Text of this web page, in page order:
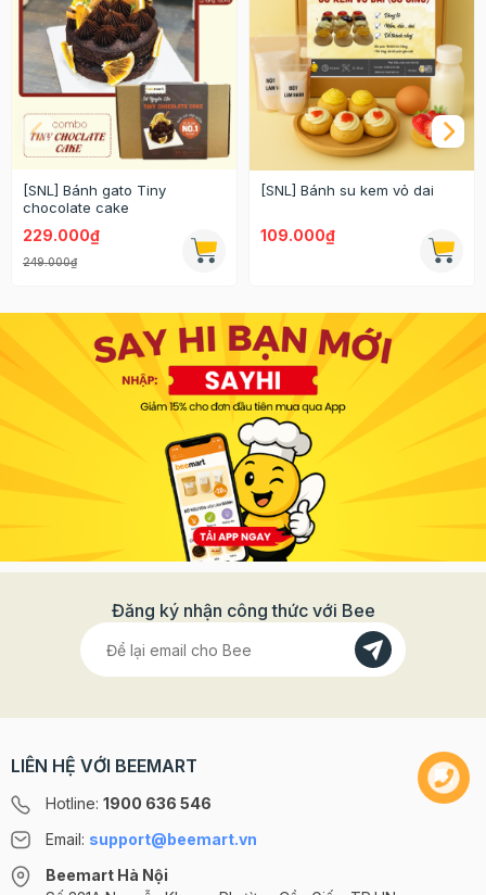
[SNL] Bánh gato Tiny
chocolate cake
229.000₫
249.000₫
[SNL] Bánh su kem vỏ dai
109.000₫
Đăng ký nhận công thức với Bee
LIÊN HỆ VỚI BEEMART
Hotline: 1900 636 546
Email: support@beemart.vn
Beemart Hà Nội